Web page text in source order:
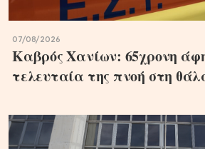
07/08/2026
Καβρός Χανίων: 65χρονη
τελευταία της πνοή στη